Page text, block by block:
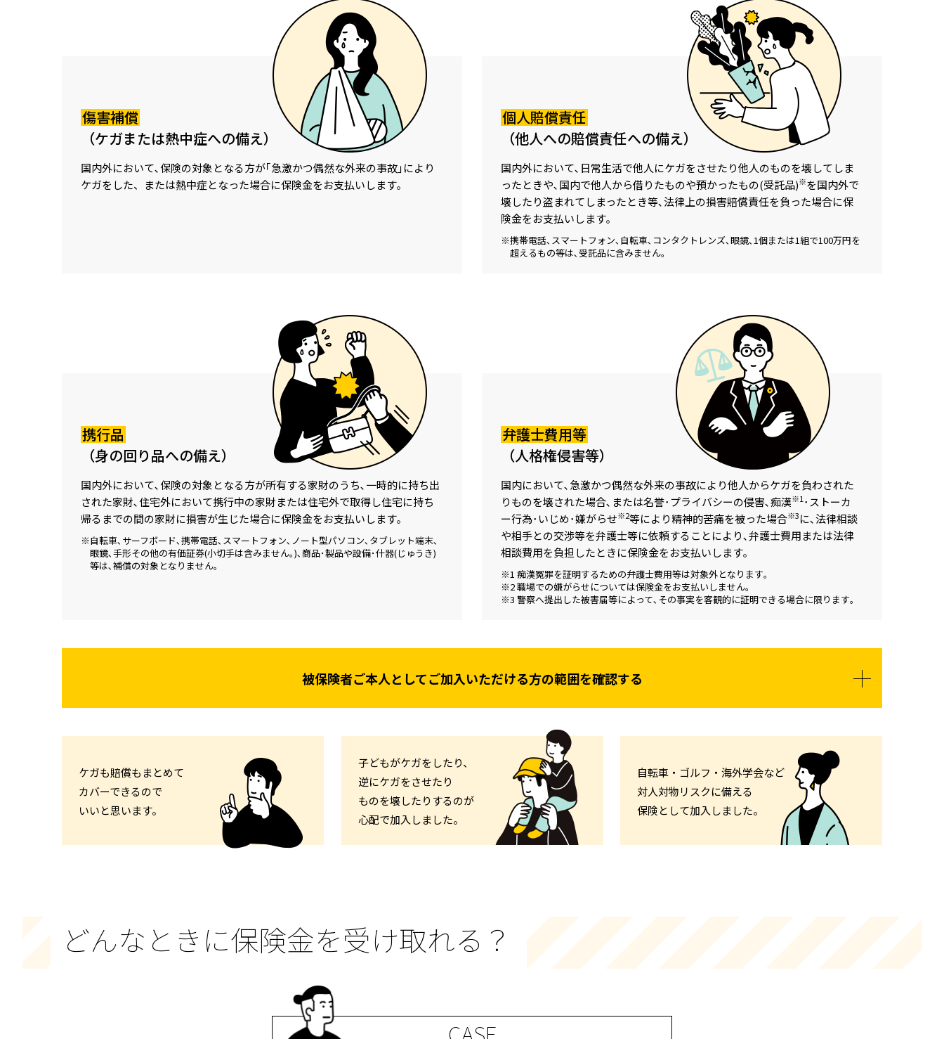
傷害補償
（ケガまたは熱中症への備え）
国内外において､保険の対象となる方が｢急激かつ偶然な外来の事故｣により
ケガをした、または熱中症となった場合に保険金をお支払いします｡
個人賠償責任
（他人への賠償責任への備え）
国内外において､ 日常生活で他人にケガをさせたり他人のものを壊してしま
ったときや､ 国内で他人から借りたものや預かったもの(受託品)※を国内外で
壊したり盗まれてしまったとき等､法律上の損害賠償責任を負った場合に保
険金をお支払いします｡
※携帯電話､スマートフォン､自転車､コンタクトレンズ､眼鏡､1個または1組で100万円を
超えるもの等は､受託品に含みません｡
携行品
（身の回り品への備え）
国内外において､保険の対象となる方が所有する家財のうち､ 一時的に持ち出
された家財､住宅外において携行中の家財または住宅外で取得し住宅に持ち
帰るまでの間の家財に損害が生じた場合に保険金をお支払いします｡
※自転車､サーフボード､携帯電話､スマートフォン､ノート型パソコン､タブレット端末､
眼鏡､手形その他の有価証券(小切手は含みません｡)､商品･製品や設備･什器(じゅうき)
等は､補償の対象となりません｡
弁護士費用等
（人格権侵害等）
国内において､急激かつ偶然な外来の事故により他人からケガを負わされた
りものを壊された場合､ または名誉･プライバシーの侵害､痴漢※1･ストーカ
ー行為･いじめ･嫌がらせ※2等により精神的苦痛を被った場合※3に､法律相談
や相手との交渉等を弁護士等に依頼することにより､弁護士費用または法律
相談費用を負担したときに保険金をお支払いします｡
※1 痴漢冤罪を証明するための弁護士費用等は対象外となります｡
※2 職場での嫌がらせについては保険金をお支払いしません｡
※3 警察へ提出した被害届等によって､その事実を客観的に証明できる場合に限ります｡
被保険者ご本人としてご加入いただける方の範囲を確認する
ケガも賠償もまとめて
カバーできるので
いいと思います。
子どもがケガをしたり、
逆にケガをさせたり
ものを壊したりするのが
心配で加入しました。
自転車・ゴルフ・海外学会など
対人対物リスクに備える
保険として加入しました。
どんなときに保険金を受け取れる？